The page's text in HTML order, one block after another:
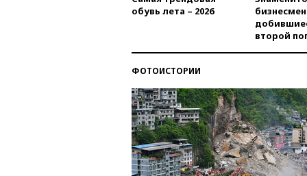
обувь лета – 2026
второй
ФОТОИСТОРИИ